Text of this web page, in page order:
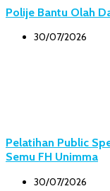
Polije Bantu Olah
30/07/2026
Pelatihan Public
Semu FH Unimma
30/07/2026